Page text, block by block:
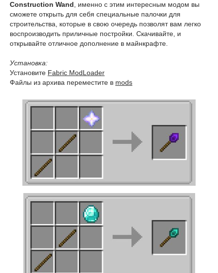
Construction Wand, именно с этим интересным модом вы
сможете открыть для себя специальные палочки для
строительства, которые в свою очередь позволят вам легко
воспроизводить приличные постройки. Скачивайте, и
открывайте отличное дополнение в майнкрафте.
Установка:
Установите Fabric ModLoader
Файлы из архива переместите в mods